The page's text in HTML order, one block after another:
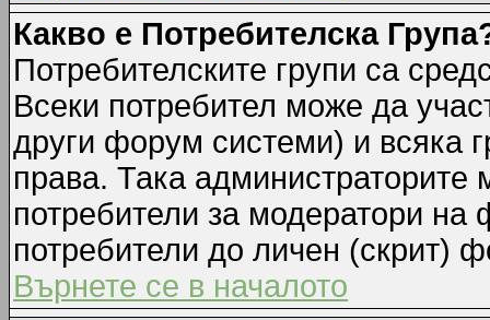
Какво е Потребителска
Потребителските групи са
Всеки потребител може да
други форум системи) и всяка
права. Така администраторите
потребители за модератори
потребители до личен (скрит)
Върнете се в началото